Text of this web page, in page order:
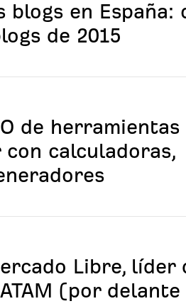
blogs en España:
de 2015
de
calculadoras,
Libre, líder
(por delante